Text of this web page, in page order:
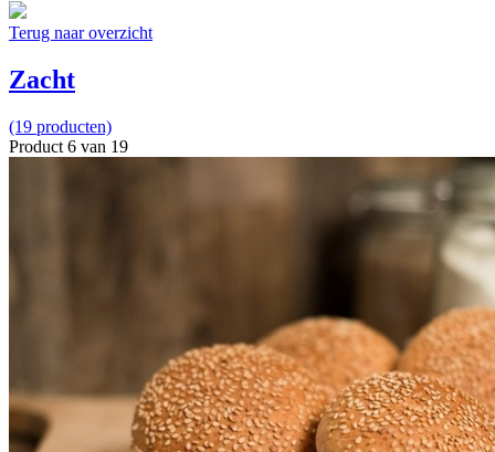
Terug naar overzicht
Zacht
(19 producten)
Product 6 van 19